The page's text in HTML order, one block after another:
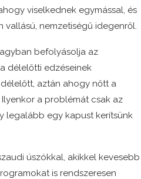
viselkednek egymással, és
nemzetiségű idegenről.
befolyásolja az
délelőtti edzéseinek
aztán ahogy nőtt a
a problémát csak az
legalább egy kapust kerítsünk
úszókkal, akikkel kevesebb
is rendszeresen